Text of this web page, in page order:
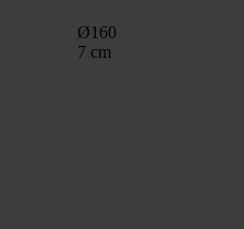
Ø160
7 cm